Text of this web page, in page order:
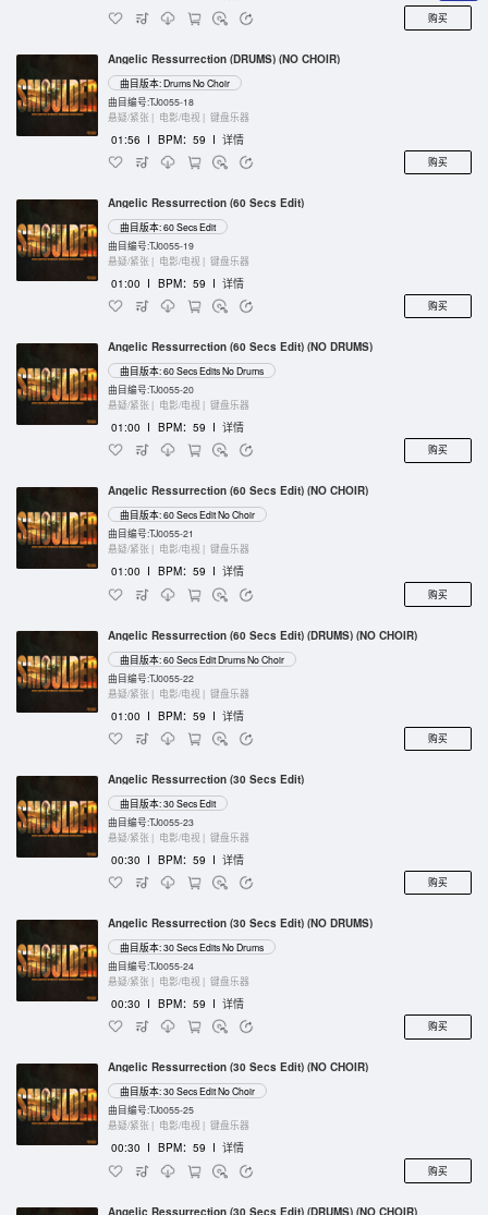
购买
Angelic Ressurrection (DRUMS) (NO CHOIR)
曲目版本: Drums No Choir
曲目编号:TJ0055-18
悬疑/紧张 | 电影/电视 | 键盘乐器
01:56 I BPM：59 I 详情
购买
Angelic Ressurrection (60 Secs Edit)
曲目版本: 60 Secs Edit
曲目编号:TJ0055-19
悬疑/紧张 | 电影/电视 | 键盘乐器
01:00 I BPM：59 I 详情
购买
Angelic Ressurrection (60 Secs Edit) (NO DRUMS)
曲目版本: 60 Secs Edits No Drums
曲目编号:TJ0055-20
悬疑/紧张 | 电影/电视 | 键盘乐器
01:00 I BPM：59 I 详情
购买
Angelic Ressurrection (60 Secs Edit) (NO CHOIR)
曲目版本: 60 Secs Edit No Choir
曲目编号:TJ0055-21
悬疑/紧张 | 电影/电视 | 键盘乐器
01:00 I BPM：59 I 详情
购买
Angelic Ressurrection (60 Secs Edit) (DRUMS) (NO CHOIR)
曲目版本: 60 Secs Edit Drums No Choir
曲目编号:TJ0055-22
悬疑/紧张 | 电影/电视 | 键盘乐器
01:00 I BPM：59 I 详情
购买
Angelic Ressurrection (30 Secs Edit)
曲目版本: 30 Secs Edit
曲目编号:TJ0055-23
悬疑/紧张 | 电影/电视 | 键盘乐器
00:30 I BPM：59 I 详情
购买
Angelic Ressurrection (30 Secs Edit) (NO DRUMS)
曲目版本: 30 Secs Edits No Drums
曲目编号:TJ0055-24
悬疑/紧张 | 电影/电视 | 键盘乐器
00:30 I BPM：59 I 详情
购买
Angelic Ressurrection (30 Secs Edit) (NO CHOIR)
曲目版本: 30 Secs Edit No Choir
曲目编号:TJ0055-25
悬疑/紧张 | 电影/电视 | 键盘乐器
00:30 I BPM：59 I 详情
购买
Angelic Ressurrection (30 Secs Edit) (DRUMS) (NO CHOIR)